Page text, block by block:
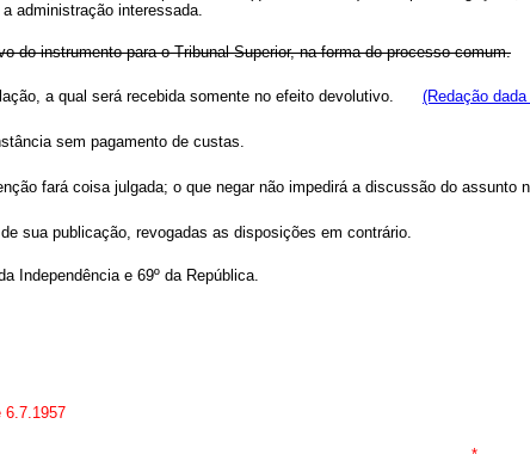
administração interessada.
do instrumento para o Tribunal Superior, na forma do processo comum.
a qual será recebida somente no efeito devolutivo. (Redação
sem pagamento de custas.
fará coisa julgada; o que negar não impedirá a discussão do assunto
sua publicação, revogadas as disposições em contrário.
Independência e 69º da República.
6.7.1957
*